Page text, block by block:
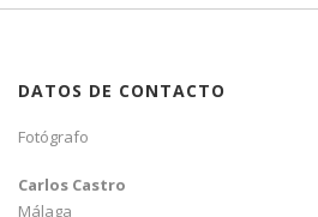
DATOS DE CONTACTO
Fotógrafo
Carlos Castro
Málaga